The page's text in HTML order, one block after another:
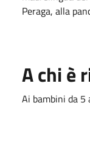
Peraga, alla
A chi è
Ai bambini da 5